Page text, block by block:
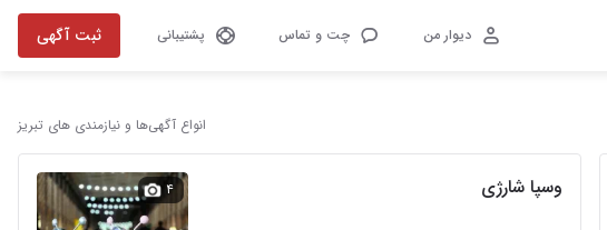
دیوار من چت و تماس پشتیبانی ثبت آگهی
انواع آگهی‌ها و نیازمندی های تبریز
وسپا شارژی ۴